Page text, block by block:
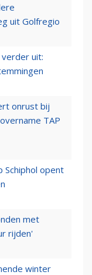
uit Golfregio
uit:
onrust bij
TAP
Schiphol opent
met
rijden'
winter